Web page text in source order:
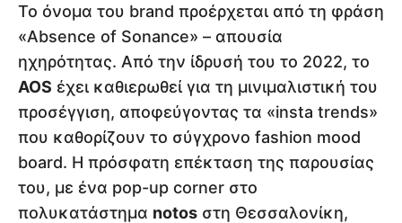
Το όνομα του brand προέρχεται από τη φράση
«Absence of Sonance» – απουσία
ηχηρότητας. Από την ίδρυσή του το 2022, το
AOS έχει καθιερωθεί για τη μινιμαλιστική του
προσέγγιση, αποφεύγοντας τα «insta trends»
που καθορίζουν το σύγχρονο fashion mood
board. Η πρόσφατη επέκταση της παρουσίας
του, με ένα pop-up corner στο
πολυκατάστημα notos στη Θεσσαλονίκη,